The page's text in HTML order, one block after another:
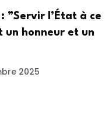
”Servir l’État à ce
un honneur et un
2025